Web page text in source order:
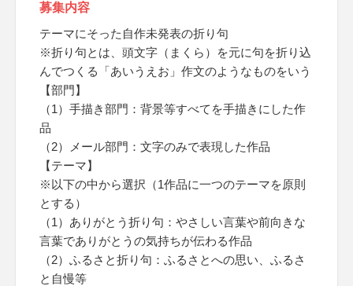
募集内容
テーマにそった自作未発表の折り句
※折り句とは、頭文字（まくら）を元に句を折り込
んでつくる「あいうえお」作文のようなものをいう
【部門】
（1）手描き部門：背景等すべてを手描きにした作
品
（2）メール部門：文字のみで表現した作品
【テーマ】
※以下の中から選択（1作品に一つのテーマを原則
とする）
（1）ありがとう折り句：やさしい言葉や前向きな
言葉でありがとうの気持ちが伝わる作品
（2）ふるさと折り句：ふるさとへの思い、ふるさ
と自慢等